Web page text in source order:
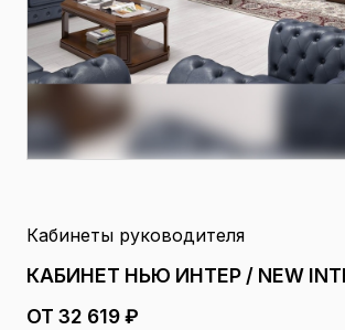
Кабинеты руководителя
КАБИНЕТ НЬЮ ИНТЕР / NEW
ОТ 32 619 ₽